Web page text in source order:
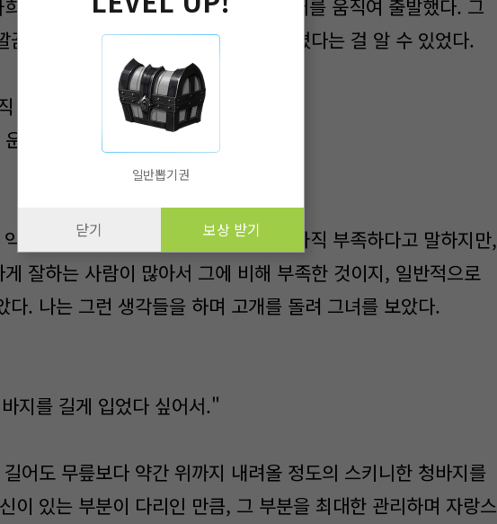
는 조수석에 탄 나를 한 번 본 뒤, 기어를 움직여 출발했다. 그
끔한 움직임에 짧은 시간 안에 능숙해졌다는 걸 알 수 있었다.
반년 정도밖에 안 되지 않았어?"
전하다보면 익숙해지는 법이야."
숙해지는 게 빠르고 잘했다. 본인은 아직 부족하다고 말하지만,
잘하는 사람이 많아서 그에 비해 부족한 것이지, 일반적으로
다. 나는 그런 생각들을 하며 고개를 돌려 그녀를 보았다.
지를 길게 입었다 싶어서."
어도 무릎보다 약간 위까지 내려올 정도의 스키니한 청바지를
이 있는 부분이 다리인 만큼, 그 부분을 최대한 관리하며 자랑스
일반뽑기권
닫기 보상 받기